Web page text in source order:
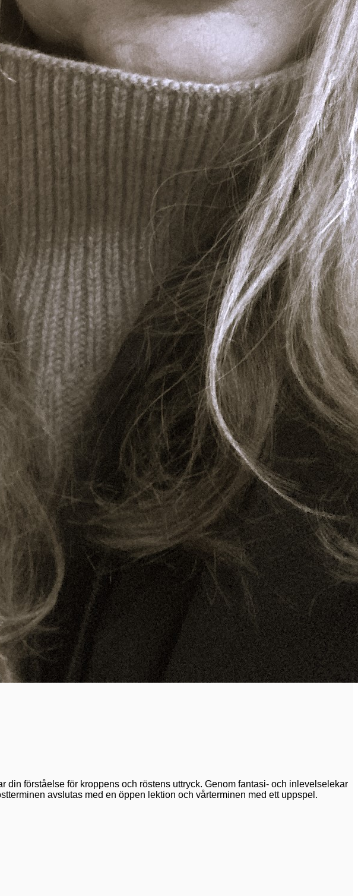
förståelse för kroppens och röstens uttryck. Genom fantasi- och inlevelselekar
avslutas med en öppen lektion och vårterminen med ett uppspel.